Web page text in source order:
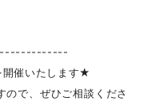
催いたします★
ので、ぜひご相談くださ